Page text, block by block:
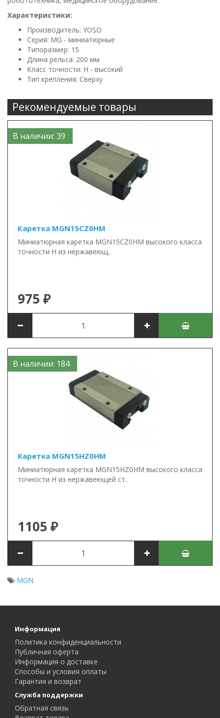
Характеристики:
Производитель: YOSO
Серия: MG - миниатюрные
Типоразмер: 15
Длина рельса: 200 мм
Класс точности: H - высокий
Тип крепления: Сверху
Рекомендуемые товары
В наличии: 39
Каретка MGN15CZ0HM
Миниатюрная каретка MGN15CZ0HM высокого класса
точности H из нержавеющ..
975 ₽
В наличии: 184
Каретка MGN15HZ0HM
Миниатюрная каретка MGN15HZ0HM высокого класса
точности H из нержавеющей ст..
1105 ₽
MGN
Информация
Политика конфиденциальности
Публичная оферта
Информация о доставке
Способы и условия оплаты
Гарантия и возврат
Служба поддержки
Обратная связь